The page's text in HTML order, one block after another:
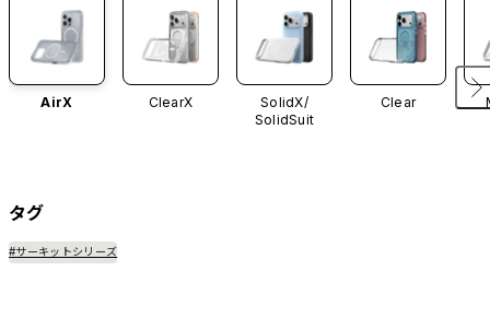
AirX ClearX
SolidX/
SolidSuit
Clear
タグ
#サーキットシリーズ